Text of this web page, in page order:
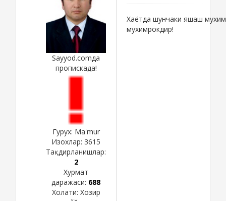
Sayyod.comда
пропискада!
Гурух: Ma'mur
Изохлар: 3615
Тақдирланишлар:
2
Хурмат
даражаси: 688
Холати: Хозир
Хаётда шунчаки яшаш
мухимрокдир!